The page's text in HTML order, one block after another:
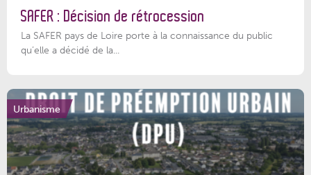
SAFER : Décision de rétrocession
La SAFER pays de Loire porte à la connaissance du public
qu’elle a décidé de la...
Urbanisme